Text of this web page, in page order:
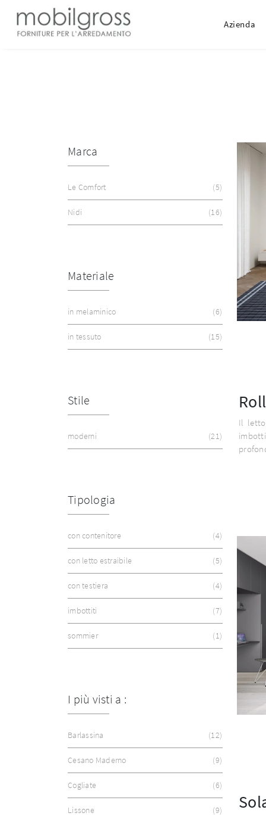
Azienda
Il
Marca
Le Comfort 5
Nidi 16
Materiale
in melaminico 6
in tessuto 15
Stile
moderni 21
Tipologia
con contenitore 4
con letto estraibile 5
con testiera 4
imbottiti 7
sommier 1
I più visti a :
Barlassina 12
Cesano Maderno 9
Cogliate 6
Lissone 9